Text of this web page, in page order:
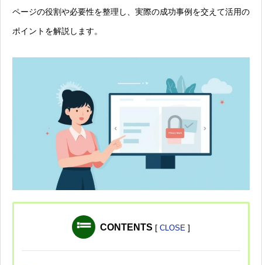
ページの役割や必要性を整理し、実際の成功事例を交えて活用の
ポイントを解説します。
CONTENTS [ CLOSE ]